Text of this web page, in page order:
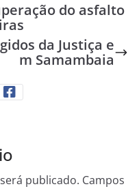
do asfalto
da Justiça e
m Samambaia
publicado. Campos